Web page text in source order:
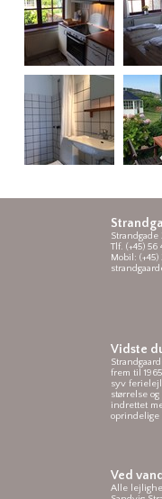
Tlf. (+45) 56
Mobil:
Vidste
frem til
syv
størrelse
indrettet
oprindelige
Ved
Alle